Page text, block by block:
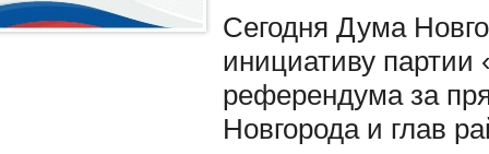
Сегодня Дума
инициативу
референдума за
Новгорода и глав